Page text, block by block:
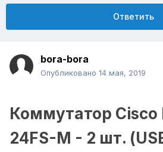
Ответить
bora-bora
Опубликовано 14 мая, 2019
Коммутатор Cisco
24FS-M - 2 шт.